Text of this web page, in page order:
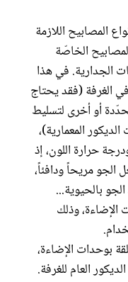
المصابيح اللازمة
الخاصّة
الجدارية. في هذا
الغرفة (فقد يحتاج
أو أخرى لتسليط
المعمارية)،
حرارة اللون، إذ
مريحاً ودافئاً،
بالحيوية...
الإضاءة، وذلك
بوحدات الإضاءة،
العام للغرفة.